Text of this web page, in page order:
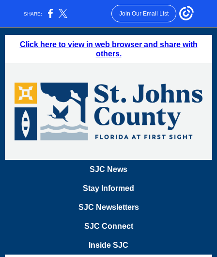
SHARE: Join Our Email List
Click here to view in web browser and share with
others.
SJC News
Stay Informed
SJC Newsletters
SJC Connect
Inside SJC